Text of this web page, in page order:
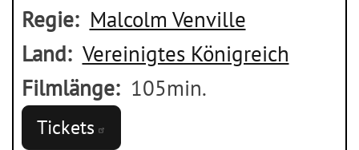
Regie
Malcolm Venville
Land
Vereinigtes Königreich
Filmlänge
105min.
Tickets